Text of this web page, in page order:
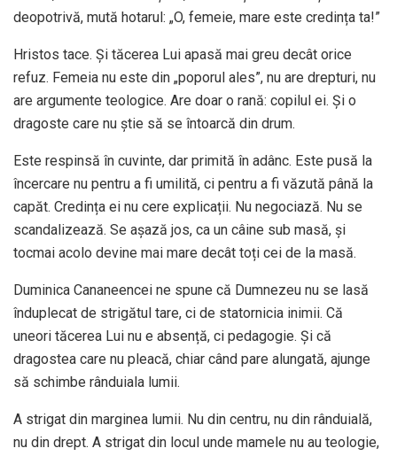
deopotrivă, mută hotarul: „O, femeie, mare este credința ta!”
Hristos tace. Și tăcerea Lui apasă mai greu decât orice
refuz. Femeia nu este din „poporul ales”, nu are drepturi, nu
are argumente teologice. Are doar o rană: copilul ei. Și o
dragoste care nu știe să se întoarcă din drum.
Este respinsă în cuvinte, dar primită în adânc. Este pusă la
încercare nu pentru a fi umilită, ci pentru a fi văzută până la
capăt. Credința ei nu cere explicații. Nu negociază. Nu se
scandalizează. Se așază jos, ca un câine sub masă, și
tocmai acolo devine mai mare decât toți cei de la masă.
Duminica Cananeencei ne spune că Dumnezeu nu se lasă
înduplecat de strigătul tare, ci de statornicia inimii. Că
uneori tăcerea Lui nu e absență, ci pedagogie. Și că
dragostea care nu pleacă, chiar când pare alungată, ajunge
să schimbe rânduiala lumii.
A strigat din marginea lumii. Nu din centru, nu din rânduială,
nu din drept. A strigat din locul unde mamele nu au teologie,